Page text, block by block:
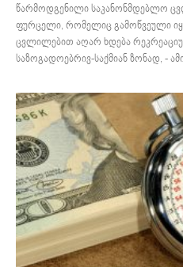
წარმოდგენილი საკანონმდებლო
ფურცელი, რომელიც გამოწვეული
ცვლილებით აღარ ხდება
საზოგადოებრივ-საქმიან ზონად, -